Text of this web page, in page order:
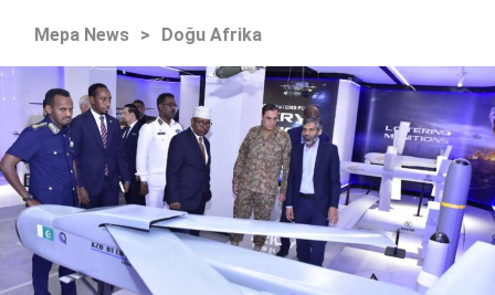
Mepa News > Doğu Afrika